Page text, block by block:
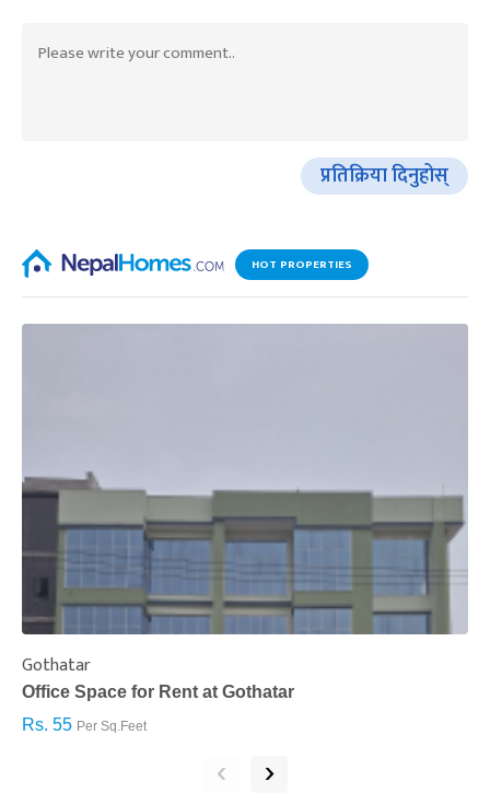
प्रतिक्रिया दिनुहोस्
HOT PROPERTIES
Gothatar
Office Space for Rent at Gothatar
Rs. 55 Per Sq.Feet
‹ ›